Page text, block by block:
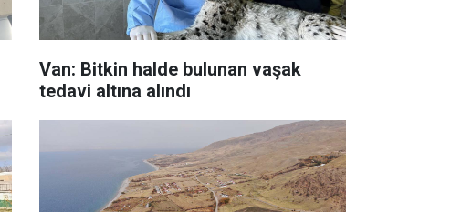
Van: Bitkin halde bulunan vaşak
tedavi altına alındı